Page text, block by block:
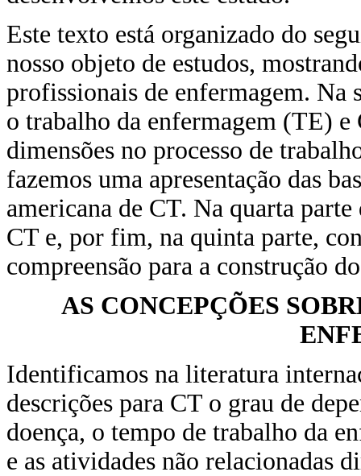
Este texto está organizado do
nosso objeto de estudos,
profissionais de enfermagem. Na
o trabalho da enfermagem (TE) e
dimensões no processo de
fazemos uma apresentação das
americana de CT. Na quarta
CT e, por fim, na quinta parte,
compreensão para a construção
AS CONCEPÇÕES
Identificamos na literatura
descrições para CT o grau de
doença, o tempo de trabalho da
e as atividades não relacionadas